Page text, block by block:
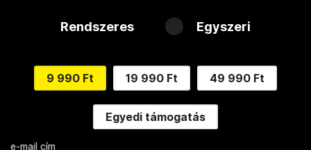
Rendszeres Egyszeri
9 990 Ft 19 990 Ft 49 990 Ft
Egyedi támogatás
e-mail cím